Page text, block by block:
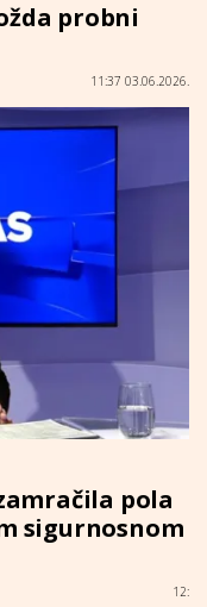
probni
11:37 03.06.2026.
pola
sigurnosnom
12: